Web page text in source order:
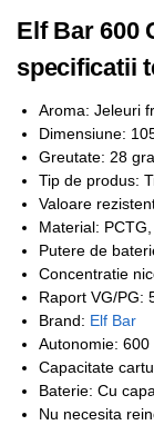
Elf Bar 600
specificatii
Aroma: Jeleuri
Dimensiune:
Greutate: 28
Tip de produs:
Valoare
Material:
Putere de
Concentratie
Raport VG/PG:
Brand: Elf Bar
Autonomie: 600
Capacitate
Baterie: Cu
Nu necesita